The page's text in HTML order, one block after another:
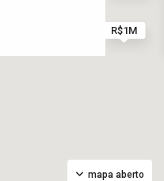
R$1M
mapa aberto